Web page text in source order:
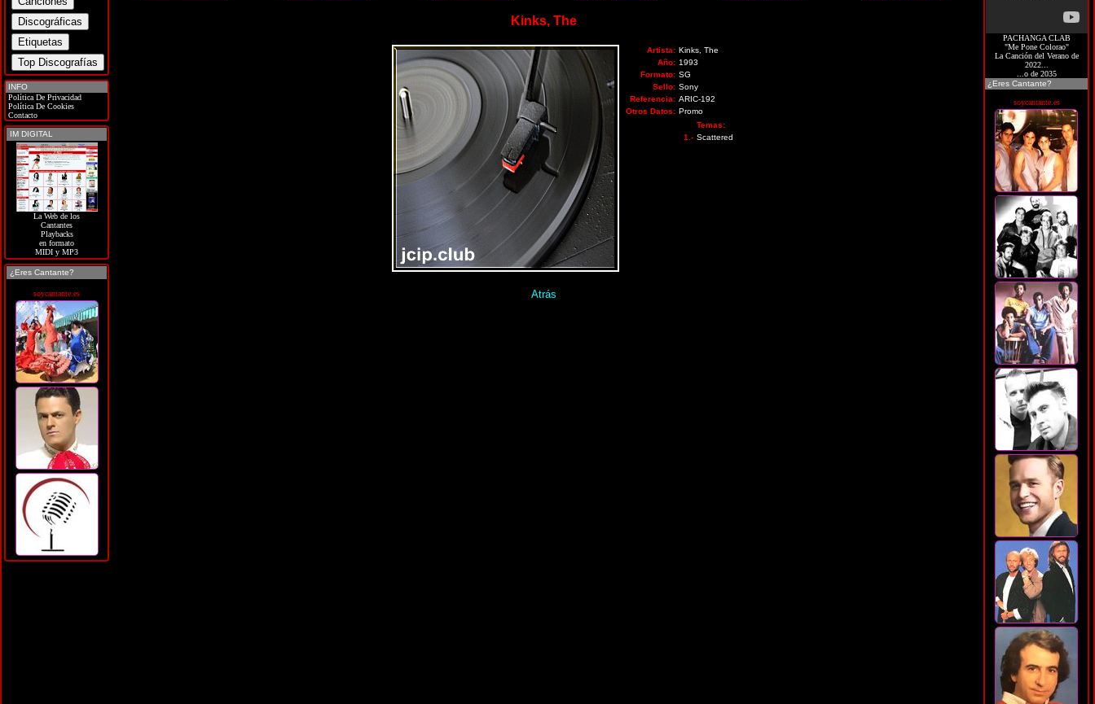
INFO
Política De Privacidad
Política De Cookies
Contacto
IM DIGITAL
La Web de los
Cantantes
Playbacks
en formato
MIDI y MP3
¿Eres Cantante?
soycantante.es
Kinks, The
Artista: Kinks, The
Año: 1993
Formato: SG
Sello: Sony
Referencia: ARIC-192
Otros Datos: Promo
Temas:
1.- Scattered
Atrás
PACHANGA CLAB
"Me Pone Colorao"
La Canción del Verano de
2022...
...o de 2035
¿Eres Cantante?
soycantante.es